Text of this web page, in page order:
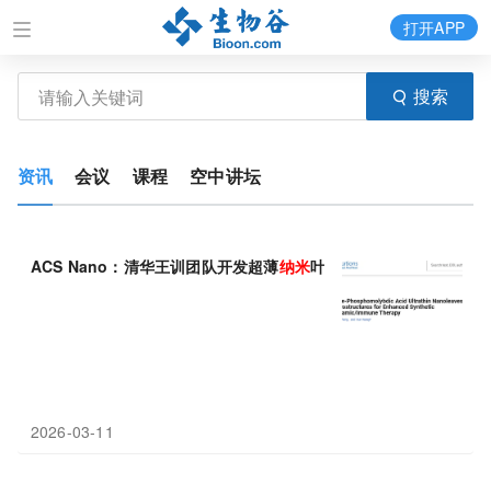
搜索
打开APP
资讯 会议 课程 空中讲坛
ACS Nano：清华王训团队开发超薄纳米叶，ROS生成提升30倍
2026-03-11